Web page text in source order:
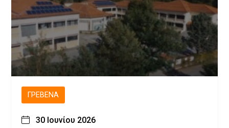
ΓΡΕΒΕΝΆ
30 Ιουνίου 2026